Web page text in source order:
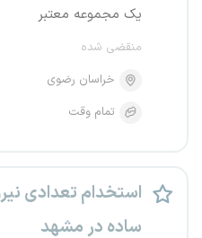
یک مجموعه معتبر
منقضی شده
خراسان رضوی
تمام وقت
استخدام تعدادی
ساده در مشهد